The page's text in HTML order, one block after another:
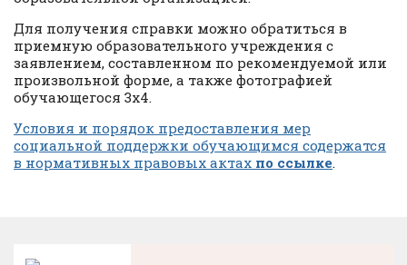
Для получения справки можно обратиться в
приемную образовательного учреждения с
заявлением, составленном по рекомендуемой или
произвольной форме, а также фотографией
обучающегося 3х4.
Условия и порядок предоставления мер
социальной поддержки обучающимся содержатся
в нормативных правовых актах по ссылке.